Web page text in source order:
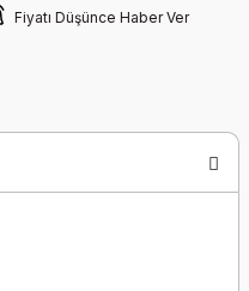
Fiyatı Düşünce Haber Ver